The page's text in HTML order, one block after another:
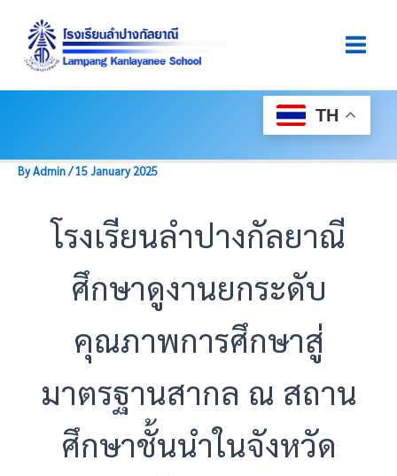
Content
TH
ByAdmin/15 January 2025
โรงเรียนลำปางกัลยาณี
ศึกษาดูงานยกระดับ
คุณภาพการศึกษาสู่
มาตรฐานสากล ณ สถาน
ศึกษาชั้นนำในจังหวัด
Navigation